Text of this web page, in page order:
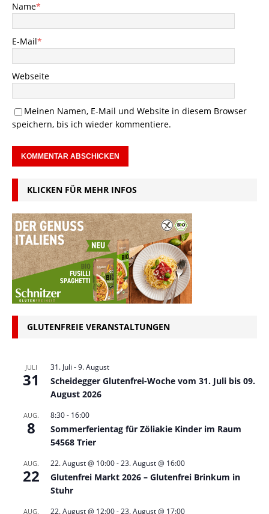
Name*
E-Mail*
Webseite
Meinen Namen, E-Mail und Website in diesem Browser
speichern, bis ich wieder kommentiere.
KLICKEN FÜR MEHR INFOS
GLUTENFREIE VERANSTALTUNGEN
JULI
31
31. Juli -9. August
Scheidegger Glutenfrei-Woche vom 31. Juli bis 09.
August 2026
AUG.
8
8:30- 16:00
Sommerferientag für Zöliakie Kinder im Raum
54568 Trier
AUG.
22
22. August @ 10:00-23. August @ 16:00
Glutenfrei Markt 2026 – Glutenfrei Brinkum in
Stuhr
AUG. 22. August @ 12:00-23. August @ 17:00